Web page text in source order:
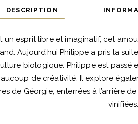
DESCRIPTION
un esprit libre et imaginatif, cet
Aujourd’hui Philippe a pris la
biologique. Philippe est passé
de créativité. Il explore
de Géorgie, enterrées à l’arrière
vinifiées.